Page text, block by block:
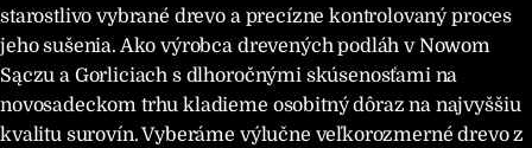
starostlivo vybrané drevo a precízne kontrolovaný proces
jeho sušenia. Ako výrobca drevených podláh v Nowom
Sączu a Gorliciach s dlhoročnými skúsenosťami na
novosadeckom trhu kladieme osobitný dôraz na najvyššiu
kvalitu surovín. Vyberáme výlučne veľkorozmerné drevo z